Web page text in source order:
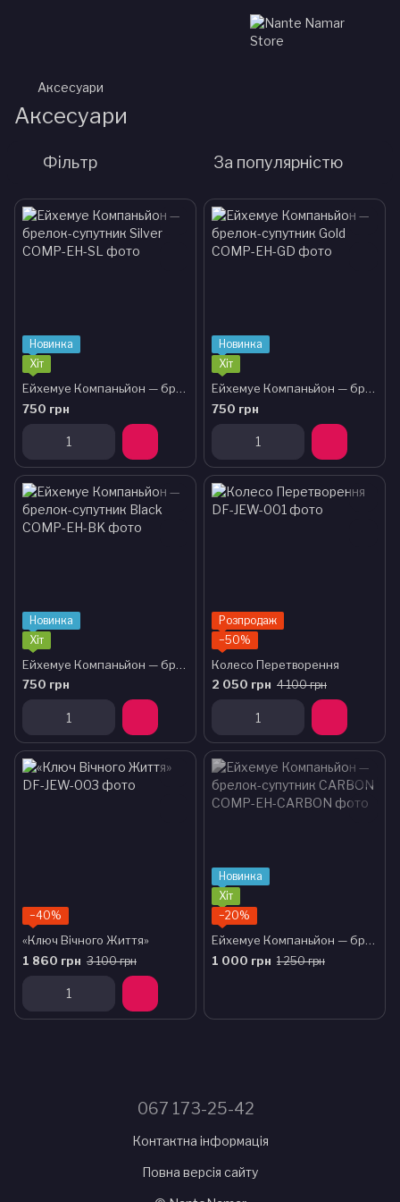
Аксесуари
Аксесуари
Фільтр За популярністю
Новинка
Хіт
Ейхемуе Компаньйон — брелок-супутник Silver
750 грн
Новинка
Хіт
Ейхемуе Компаньйон — брелок-супутник Gold
750 грн
Новинка
Хіт
Ейхемуе Компаньйон — брелок-супутник Black
750 грн
Розпродаж
−50%
Колесо Перетворення
2 050 грн 4 100 грн
−40%
«Ключ Вічного Життя»
1 860 грн 3 100 грн
Новинка
Хіт
−20%
Ейхемуе Компаньйон — брелок-супутник CARBON
1 000 грн 1 250 грн
067 173-25-42
Контактна інформація
Повна версія сайту